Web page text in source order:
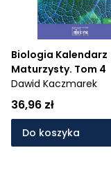
Od najnowszych
Od najstarszych
Biologia Kalendarz
Maturzysty. Tom 4
Dawid Kaczmarek
36,96 zł
Do koszyka